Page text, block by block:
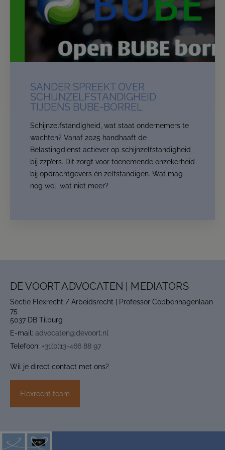
SANDER SPREEKT OVER
SCHIJNZELFSTANDIGHEID
TIJDENS BUBE-BORREL
Schijnzelfstandigheid, wat staat ondernemers te
wachten? Vanaf 2025 handhaaft de
Belastingdienst actiever op schijnzelfstandigheid
bij zzp’ers. Dit zorgt voor toenemende onzekerheid
bij opdrachtgevers én zelfstandigen. Wat mag
nog wel, wat niet meer?
DE VOORT ADVOCATEN | MEDIATORS
Sectie Flexrecht / Arbeidsrecht | Professor Cobbenhagenlaan
75
5037 DB Tilburg
E-mail: advocaten@devoort.nl
Telefoon: +31(0)13-466 88 97
Wil je direct contact met ons?
Flexrecht team
This website will for now remain accessible to our
clients.
Read more
Contact us